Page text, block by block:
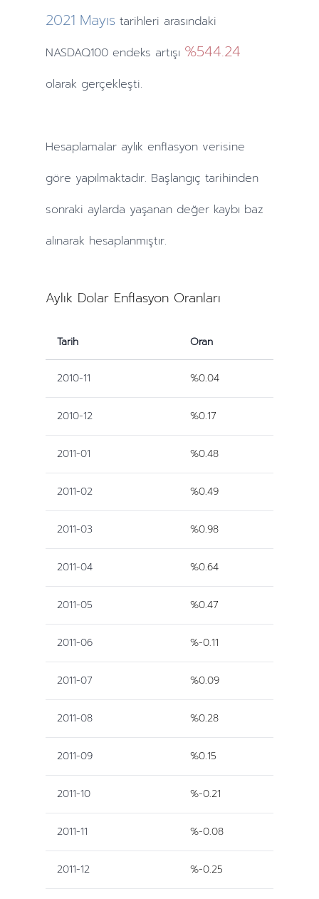
2021 Mayıs tarihleri arasındaki
NASDAQ100 endeks artışı %544.24
olarak gerçekleşti.
Hesaplamalar aylık enflasyon verisine
göre yapılmaktadır. Başlangıç tarihinden
sonraki aylarda yaşanan değer kaybı baz
alınarak hesaplanmıştır.
Aylık Dolar Enflasyon Oranları
Tarih Oran
2010-11 %0.04
2010-12 %0.17
2011-01 %0.48
2011-02 %0.49
2011-03 %0.98
2011-04 %0.64
2011-05 %0.47
2011-06 %-0.11
2011-07 %0.09
2011-08 %0.28
2011-09 %0.15
2011-10 %-0.21
2011-11 %-0.08
2011-12 %-0.25